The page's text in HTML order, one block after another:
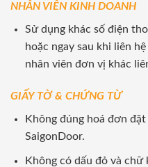
NHÂN VIÊN KINH DOANH
Sử dụng khác số điện
hoặc ngay sau khi liên
nhân viên đơn vị khác
GIẤY TỜ & CHỨNG TỪ
Không đúng hoá đơn
SaigonDoor.
Không có dấu đỏ và